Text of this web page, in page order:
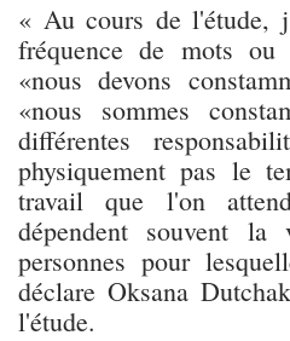
« Au cours de l'étude,
fréquence de mots
«nous devons
«nous sommes
différentes
physiquement pas le
travail que l'on
dépendent souvent
personnes pour
déclare Oksana
l'étude.